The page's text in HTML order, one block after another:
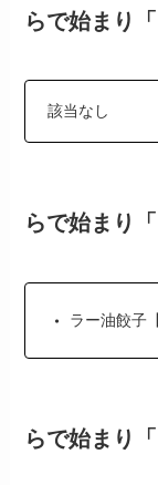
らで始まり
該当なし
らで始まり
ラー油餃子
らで始まり